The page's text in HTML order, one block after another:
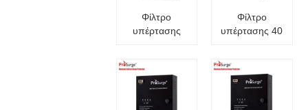
Φίλτρο
υπέρτασης
Φίλτρο
υπέρτασης 40